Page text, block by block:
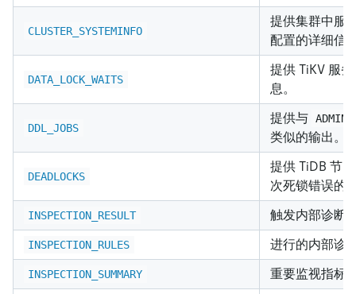
CLUSTER_SYSTEMINFO
提供集群中服
配置的详细信
DATA_LOCK_WAITS
提供 TiKV 服
息。
DDL_JOBS
提供与 ADMIN
类似的输出。
DEADLOCKS
提供 TiDB 节
次死锁错误的
INSPECTION_RESULT 触发内部诊断
INSPECTION_RULES 进行的内部诊
INSPECTION_SUMMARY 重要监视指标